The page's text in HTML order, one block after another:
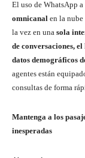
El uso de WhatsApp
omnicanal en la nube
la vez en una sola
de conversaciones,
datos demográficos
agentes están
consultas de forma
Mantenga a los
inesperadas